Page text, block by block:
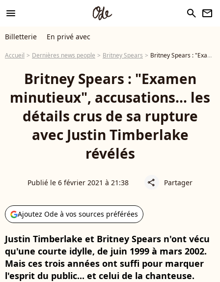
menu search newsletter
Billetterie En privé avec
Accueil Dernières news people Britney Spears Britney Spears : "Examen minutieux", accusations... les détails crus de sa rupture avec Justin Timberlake révélés
Britney Spears : "Examen
minutieux", accusations... les
détails crus de sa rupture
avec Justin Timberlake
révélés
Publié le 6 février 2021 à 21:38 share Partager
Ajoutez Ode à vos sources préférées
Justin Timberlake et Britney Spears n'ont vécu
qu'une courte idylle, de juin 1999 à mars 2002.
Mais ces trois années ont suffi pour marquer
l'esprit du public... et celui de la chanteuse.